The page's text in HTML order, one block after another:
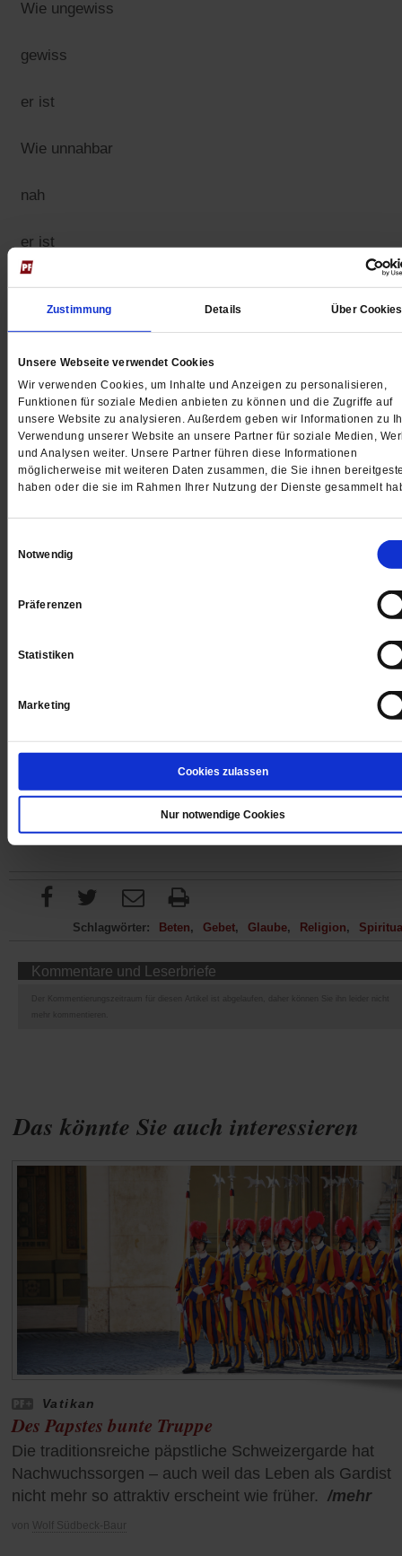
Zustimmung Details Über Cookies
Unsere Webseite verwendet Cookies
Wir verwenden Cookies, um Inhalte und Anzeigen zu personalisieren,
Funktionen für soziale Medien anbieten zu können und die Zugriffe auf
unsere Website zu analysieren. Außerdem geben wir Informationen zu
Verwendung unserer Website an unsere Partner für soziale Medien,
und Analysen weiter. Unsere Partner führen diese Informationen
möglicherweise mit weiteren Daten zusammen, die Sie ihnen
haben oder die sie im Rahmen Ihrer Nutzung der Dienste gesammelt
Notwendig
Präferenzen
Statistiken
Marketing
Cookies zulassen
Nur notwendige Cookies
Das könnte Sie auch interessieren
Vatikan
Des Papstes bunte Truppe
Die traditionsreiche päpstliche Schweizergarde hat
Nachwuchssorgen – auch weil das Leben als Gardist
nicht mehr so attraktiv erscheint wie früher. /mehr
von Wolf Südbeck-Baur
Wie ungewiss
gewiss
er ist
Wie unnahbar
nah
er ist
Wie zweifelhaft
glaubwürdig
er ist
Er ist
nie wird er
nicht sein.
Liebe Leserinnen und Leser von Publik-Forum,
Jetzt für 1,00 € testen
Schlagwörter: Beten Gebet Glaube Religion
Kommentare und Leserbriefe